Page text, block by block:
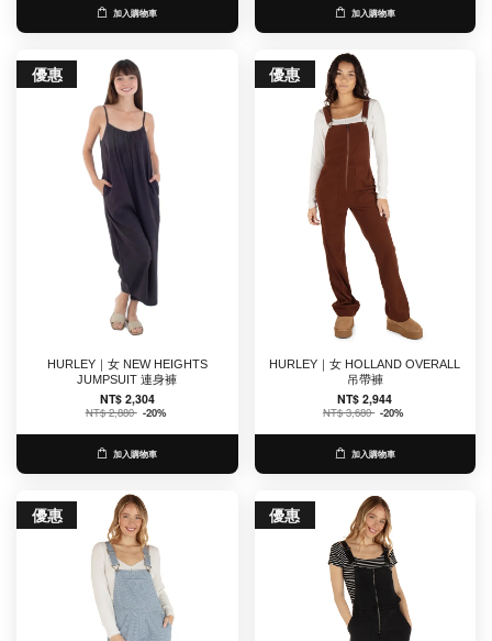
加入購物車 加入購物車
優惠
HURLEY｜女 NEW HEIGHTS
JUMPSUIT 連身褲
NT$ 2,304
NT$ 2,880 -20%
加入購物車
優惠
HURLEY｜女 HOLLAND OVERALL
吊帶褲
NT$ 2,944
NT$ 3,680 -20%
加入購物車
優惠 優惠